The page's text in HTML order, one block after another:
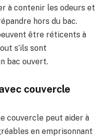
à contenir les odeurs et
hors du bac.
être réticents à
s’ils sont
bac ouvert.
couvercle
couvercle peut aider à
en emprisonnant